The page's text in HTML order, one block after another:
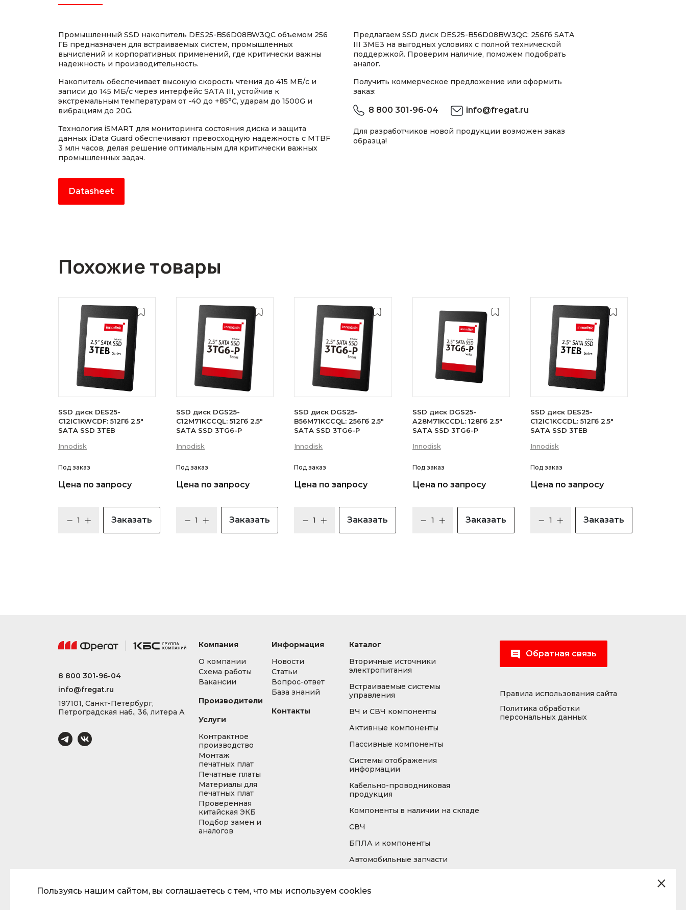
Промышленный SSD накопитель DES25-B56D08BW3QC объемом 256
ГБ предназначен для встраиваемых систем, промышленных
вычислений и корпоративных применений, где критически важны
надежность и производительность.
Накопитель обеспечивает высокую скорость чтения до 415 МБ/с и
записи до 145 МБ/с через интерфейс SATA III, устойчив к
экстремальным температурам от -40 до +85°C, ударам до 1500G и
вибрациям до 20G.
Технология iSMART для мониторинга состояния диска и защита
данных iData Guard обеспечивают превосходную надежность с MTBF
3 млн часов, делая решение оптимальным для критически важных
промышленных задач.
Datasheet
Предлагаем SSD диск DES25-B56D08BW3QC: 256Гб SATA
III 3ME3 на выгодных условиях с полной технической
поддержкой. Проверим наличие, поможем подобрать
аналог.
Получить коммерческое предложение или оформить
заказ:
8 800 301-96-04 info@fregat.ru
Для разработчиков новой продукции возможен заказ
образца!
Похожие товары
SSD диск DES25-
C12IC1KWCDF: 512Гб 2.5"
SATA SSD 3TEB
Innodisk
Под заказ
Цена по запросу
Заказать
SSD диск DGS25-
C12M71KCCQL: 512Гб 2.5"
SATA SSD 3TG6-P
Innodisk
Под заказ
Цена по запросу
Заказать
SSD диск DGS25-
B56M71KCCQL: 256Гб 2.5"
SATA SSD 3TG6-P
Innodisk
Под заказ
Цена по запросу
Заказать
SSD диск DGS25-
A28M71KCCDL: 128Гб 2.5"
SATA SSD 3TG6-P
Innodisk
Под заказ
Цена по запросу
Заказать
SSD диск DES25-
C12IC1KCCDL: 512Гб 2.5"
SATA SSD 3TEB
Innodisk
Под заказ
Цена по запросу
Заказать
Пользуясь нашим сайтом, вы соглашаетесь с тем, что мы используем cookies
8 800 301-96-04
info@fregat.ru
197101, Санкт-Петербург,
Петроградская наб., 36, литера А
Компания
О компании
Схема работы
Вакансии
Производители
Услуги
Контрактное
производство
Монтаж
печатных плат
Печатные платы
Материалы для
печатных плат
Проверенная
китайская ЭКБ
Подбор замен и
аналогов
Информация
Новости
Статьи
Вопрос-ответ
База знаний
Контакты
Каталог
Вторичные источники
электропитания
Встраиваемые системы
управления
ВЧ и СВЧ компоненты
Активные компоненты
Пассивные компоненты
Системы отображения
информации
Кабельно-проводниковая
продукция
Компоненты в наличии на складе
СВЧ
БПЛА и компоненты
Автомобильные запчасти
Обратная связь
Правила использования сайта
Политика обработки
персональных данных